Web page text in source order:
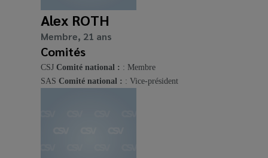
Alex ROTH
Membre, 21 ans
Comités
CSJ Comité national : : Membre
SAS Comité national : : Vice-président